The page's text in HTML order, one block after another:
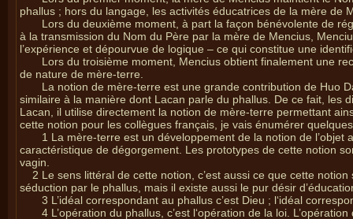
phallus ; hors du langage, les activités éducatrices de la mère de
Lors du deuxième moment, à part la façon bénévolente de
à la transmission du Nom du Père par la mère de Mencius,
l’expérience et dépourvue de logique – ce qui constitue une
Lors du troisième moment, Mencius obtient finalement une
de nature de mère-terre.
La notion de mère-terre est une grande contribution de Huo
similaire à la manière dont Lacan parle du phallus. De ce fait, les
Lacan, il utilise directement la notion de mère-terre permettant
cette notion pour les collègues français, je vais énumérer
1 La mère-terre est un développement de la notion de
caractéristique de dégorgement. Les prototypes de cette notion
vagin.
2 Le sens littéral de cette notion, c’est aussi ce que cette
séduction par le phallus, mais il existe aussi le pur désir
3 L’idéal correspondant au phallus c’est Dieu ; l‘idéal
4 L’opération du phallus, c’est l‘opération de la loi.